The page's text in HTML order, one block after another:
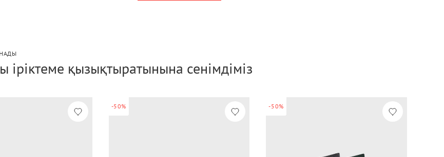
іріктеме қызықтыратынына сенімдіміз
-50% -50%